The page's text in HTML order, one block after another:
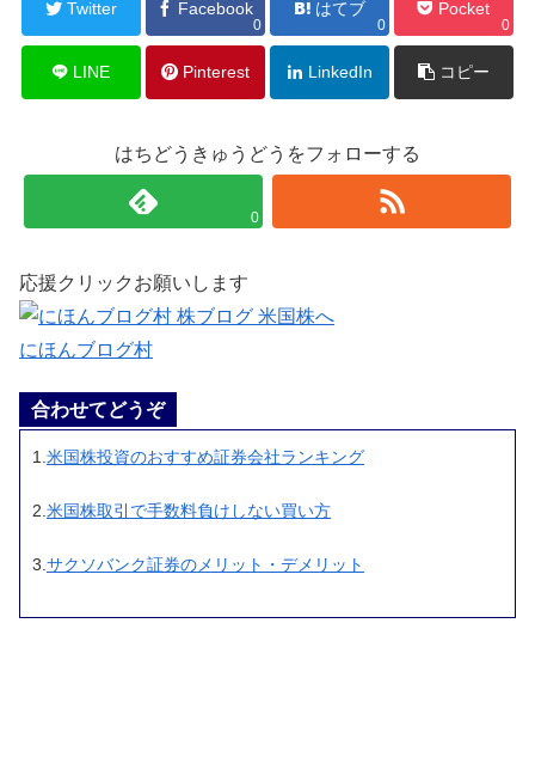
Twitter Facebook
0
はてブ
0
Pocket
0
LINE Pinterest LinkedIn コピー
はちどうきゅうどうをフォローする
0
応援クリックお願いします
にほんブログ村
合わせてどうぞ
1. 米国株投資のおすすめ証券会社ランキング
2. 米国株取引で手数料負けしない買い方
3.サクソバンク証券のメリット・デメリット